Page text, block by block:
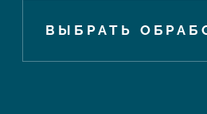
ВЫБРАТЬ